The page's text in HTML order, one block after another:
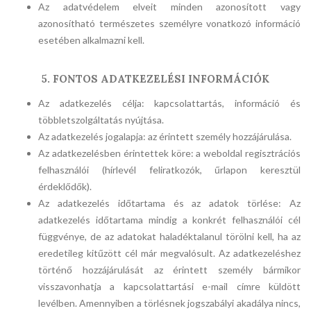
Az adatvédelem elveit minden azonosított vagy
azonosítható természetes személyre vonatkozó információ
esetében alkalmazni kell.
5. FONTOS ADATKEZELÉSI INFORMÁCIÓK
Az adatkezelés célja: kapcsolattartás, információ és
többletszolgáltatás nyújtása.
Az adatkezelés jogalapja: az érintett személy hozzájárulása.
Az adatkezelésben érintettek köre: a weboldal regisztrációs
felhasználói (hírlevél feliratkozók, űrlapon keresztül
érdeklődők).
Az adatkezelés időtartama és az adatok törlése: Az
adatkezelés időtartama mindig a konkrét felhasználói cél
függvénye, de az adatokat haladéktalanul törölni kell, ha az
eredetileg kitűzött cél már megvalósult. Az adatkezeléshez
történő hozzájárulását az érintett személy bármikor
visszavonhatja a kapcsolattartási e-mail címre küldött
levélben. Amennyiben a törlésnek jogszabályi akadálya nincs,